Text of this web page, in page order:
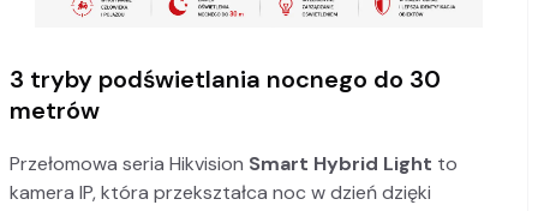
3 tryby podświetlania nocnego do 30
metrów
Przełomowa seria Hikvision Smart Hybrid Light to
kamera IP, która przekształca noc w dzień dzięki